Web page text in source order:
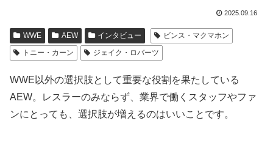
2025.09.16
WWE AEW インタビュー
ビンス・マクマホン
トニー・カーン
ジェイク・ロバーツ
WWE以外の選択肢として重要な役割を果たしている
AEW。レスラーのみならず、業界で働くスタッフやファ
ンにとっても、選択肢が増えるのはいいことです。